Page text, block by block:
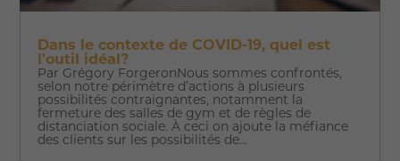
Dans le contexte de COVID-19, quel est
l'outil idéal?
Par Grégory ForgeronNous sommes confrontés,
selon notre périmètre d’actions à plusieurs
possibilités contraignantes, notamment la
fermeture des salles de gym et de règles de
distanciation sociale. À ceci on ajoute la méfiance
des clients sur les possibilités de...